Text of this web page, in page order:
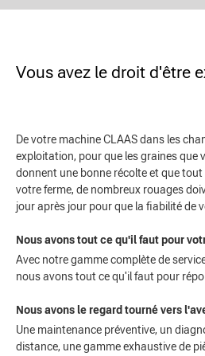
Vous avez le droit d'être
De votre machine CLAAS dans les
exploitation, pour que les graines que
donnent une bonne récolte et que
votre ferme, de nombreux rouages
jour après jour pour que la fiabilité de
Nous avons tout ce qu'il faut pour
Avec notre gamme complète de
nous avons tout ce qu'il faut pour
Nous avons le regard tourné vers
Une maintenance préventive, un
distance, une gamme exhaustive de